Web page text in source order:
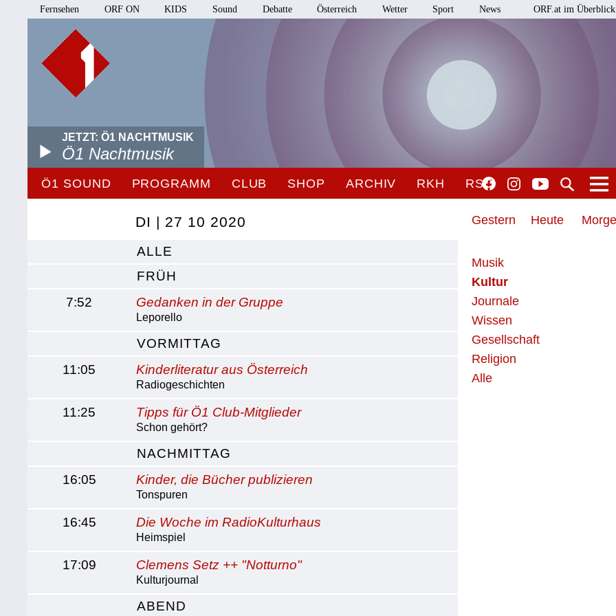
Fernsehen ORF ON KIDS Sound Debatte Österreich Wetter Sport News ORF.at im Überblick
JETZT: Ö1 NACHTMUSIK
Ö1 Nachtmusik
Ö1 SOUND PROGRAMM CLUB SHOP ARCHIV RKH RSO
Gestern Heute
Musik
Kultur
Journale
Wissen
Gesellschaft
Religion
Alle
DI | 27 10 2020
ALLE
FRÜH
7:52
Gedanken in der Gruppe
Leporello
VORMITTAG
11:05
Kinderliteratur aus Österreich
Radiogeschichten
11:25 Tipps für Ö1 Club-Mitglieder
Schon gehört?
NACHMITTAG
16:05
Kinder, die Bücher publizieren
Tonspuren
16:45 Die Woche im RadioKulturhaus
Heimspiel
17:09 Clemens Setz ++ "Notturno"
Kulturjournal
ABEND